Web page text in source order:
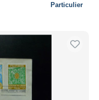
Particulier